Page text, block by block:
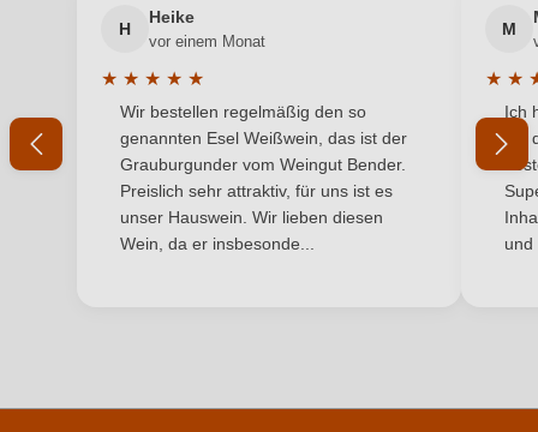
0,375 L
2020
Land Deutschland
Ingelfinger Hoher Berg
Dessert, Käse
Ihre E-Mail-Adresse
Ihr Passwort
Ich habe mein Passwort vergessen
H
Heike
vor einem Monat
★ ★ ★ ★ ★
Durchschnittliche Bewertung von 5 von 5 Sternen
Wir bestellen regelmäßig den so
genannten Esel Weißwein, das ist der
Grauburgunder vom Weingut Bender.
Preislich sehr attraktiv, für uns ist es
unser Hauswein. Wir lieben diesen
Wein, da er insbesonde...
M
★ ★
Ich
mit
und